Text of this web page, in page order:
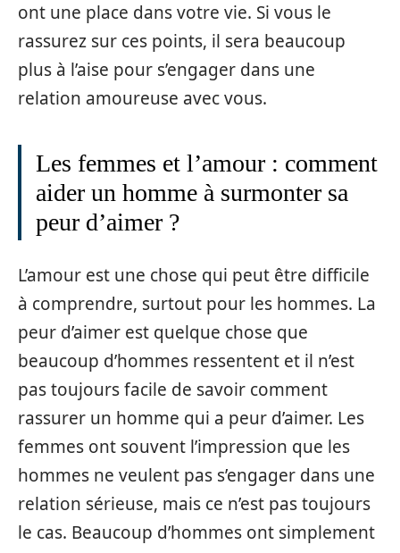
ont une place dans votre vie. Si vous le
rassurez sur ces points, il sera beaucoup
plus à l’aise pour s’engager dans une
relation amoureuse avec vous.
Les femmes et l’amour : comment
aider un homme à surmonter sa
peur d’aimer ?
L’amour est une chose qui peut être difficile
à comprendre, surtout pour les hommes. La
peur d’aimer est quelque chose que
beaucoup d’hommes ressentent et il n’est
pas toujours facile de savoir comment
rassurer un homme qui a peur d’aimer. Les
femmes ont souvent l’impression que les
hommes ne veulent pas s’engager dans une
relation sérieuse, mais ce n’est pas toujours
le cas. Beaucoup d’hommes ont simplement